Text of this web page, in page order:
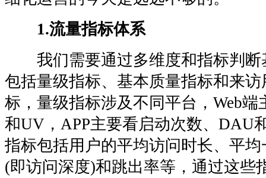
1.流量指标体系
我们需要通过多维度和指标判断
包括量级指标、基本质量指标和来
标，量级指标涉及不同平台，Web端
和UV，APP主要看启动次数、DAU
指标包括用户的平均访问时长、平
(即访问深度)和跳出率等，通过这些